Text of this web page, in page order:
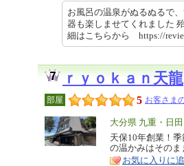
お風呂の温泉がぬるぬるで
器も楽しませてくれました
細はこちらから https://
ｒｙｏｋａｎ天龍
部屋 5 お客さま
エ
リ
ア
大分県 九重・日
特
徴
天保10年創業！
の温かみはその
お気に入りに